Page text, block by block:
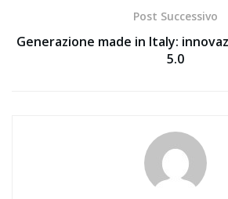
Post Successivo
Generazione made in Italy:
5.0